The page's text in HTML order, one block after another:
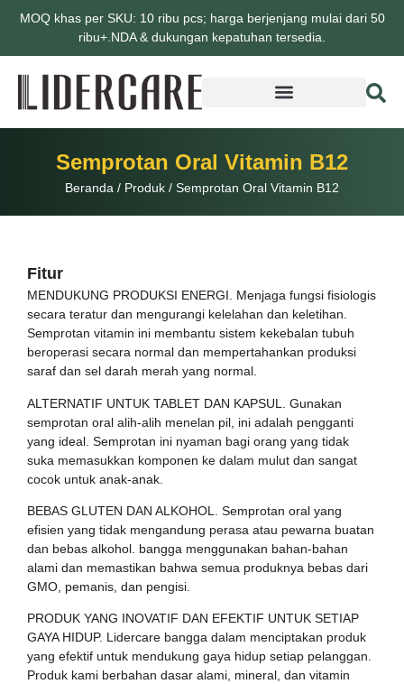
MOQ khas per SKU: 10 ribu pcs; harga berjenjang mulai dari 50
ribu+.NDA & dukungan kepatuhan tersedia.
Semprotan Oral Vitamin B12
Beranda / Produk / Semprotan Oral Vitamin B12
Fitur
MENDUKUNG PRODUKSI ENERGI. Menjaga fungsi fisiologis
secara teratur dan mengurangi kelelahan dan keletihan.
Semprotan vitamin ini membantu sistem kekebalan tubuh
beroperasi secara normal dan mempertahankan produksi
saraf dan sel darah merah yang normal.
ALTERNATIF UNTUK TABLET DAN KAPSUL. Gunakan
semprotan oral alih-alih menelan pil, ini adalah pengganti
yang ideal. Semprotan ini nyaman bagi orang yang tidak
suka memasukkan komponen ke dalam mulut dan sangat
cocok untuk anak-anak.
BEBAS GLUTEN DAN ALKOHOL. Semprotan oral yang
efisien yang tidak mengandung perasa atau pewarna buatan
dan bebas alkohol. bangga menggunakan bahan-bahan
alami dan memastikan bahwa semua produknya bebas dari
GMO, pemanis, dan pengisi.
PRODUK YANG INOVATIF DAN EFEKTIF UNTUK SETIAP
GAYA HIDUP. Lidercare bangga dalam menciptakan produk
yang efektif untuk mendukung gaya hidup setiap pelanggan.
Produk kami berbahan dasar alami, mineral, dan vitamin